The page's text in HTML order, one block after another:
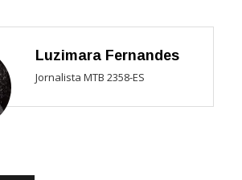
Luzimara Fernandes
Jornalista MTB 2358-ES